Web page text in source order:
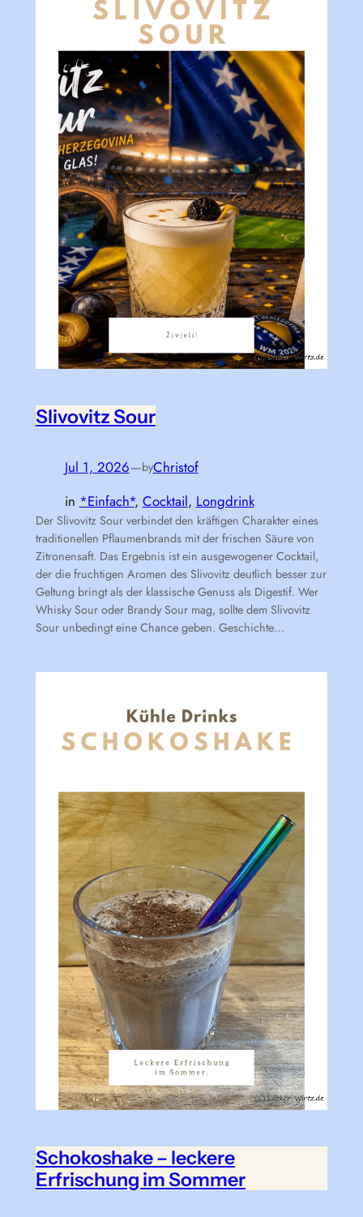
Slivovitz Sour
Jul 1, 2026—byChristof
in *Einfach*, Cocktail, Longdrink
Der Slivovitz Sour verbindet den kräftigen Charakter eines
traditionellen Pflaumenbrands mit der frischen Säure von
Zitronensaft. Das Ergebnis ist ein ausgewogener Cocktail,
der die fruchtigen Aromen des Slivovitz deutlich besser zur
Geltung bringt als der klassische Genuss als Digestif. Wer
Whisky Sour oder Brandy Sour mag, sollte dem Slivovitz
Sour unbedingt eine Chance geben. Geschichte…
Schokoshake – leckere
Erfrischung im Sommer